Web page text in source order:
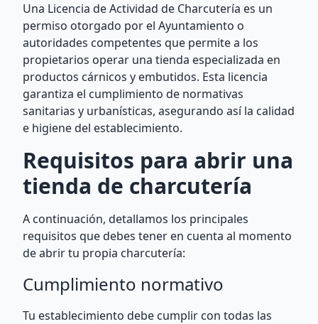
Una Licencia de Actividad de Charcutería es un
permiso otorgado por el Ayuntamiento o
autoridades competentes que permite a los
propietarios operar una tienda especializada en
productos cárnicos y embutidos. Esta licencia
garantiza el cumplimiento de normativas
sanitarias y urbanísticas, asegurando así la calidad
e higiene del establecimiento.
Requisitos para abrir una
tienda de charcutería
A continuación, detallamos los principales
requisitos que debes tener en cuenta al momento
de abrir tu propia charcutería:
Cumplimiento normativo
Tu establecimiento debe cumplir con todas las